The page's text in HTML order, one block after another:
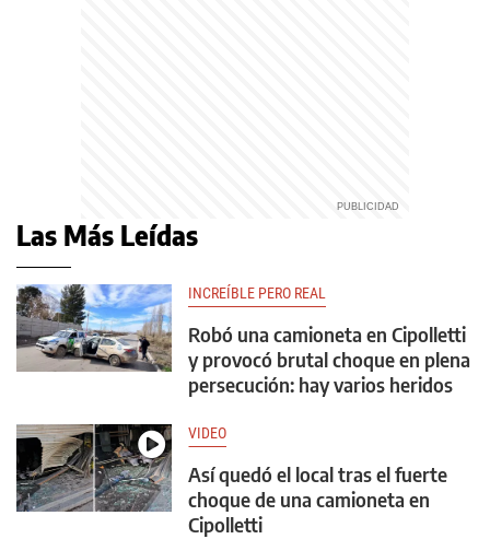
Las Más Leídas
INCREÍBLE PERO REAL
Robó una camioneta en Cipolletti
y provocó brutal choque en plena
persecución: hay varios heridos
VIDEO
Así quedó el local tras el fuerte
choque de una camioneta en
Cipolletti